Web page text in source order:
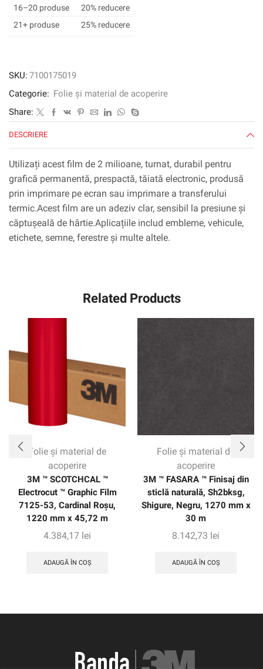
Film
7125-
1220
x
45,72
m
16–20 produse
20% reducere
21+ produse
25% reducere
SKU: 7100175019
Categorie: Folie și material de acoperire
Share:
DESCRIERE
Utilizați acest film de 2 milioane, turnat, durabil pentru
grafică permanentă, prespactă, tăiată electronic, produsă
prin imprimare pe ecran sau imprimare a transferului
termic.Acest film are un adeziv clar, sensibil la presiune și
căptușeală de hârtie.Aplicațiile includ embleme, vehicule,
etichete, semne, ferestre și multe altele.
Related Products
Folie și material de
acoperire
3M ™ SCOTCHCAL ™
Electrocut ™ Graphic Film
7125-53, Cardinal Roșu,
1220 mm x 45,72 m
4.384,17 lei
ADAUGĂ ÎN COȘ
Folie și material de
acoperire
3M ™ FASARA ™ Finisaj din
sticlă naturală, Sh2bksg,
Shigure, Negru, 1270 mm x
30 m
8.142,73 lei
ADAUGĂ ÎN COȘ